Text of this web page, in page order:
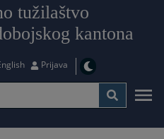
tužilaštvo
kantona
Prijava